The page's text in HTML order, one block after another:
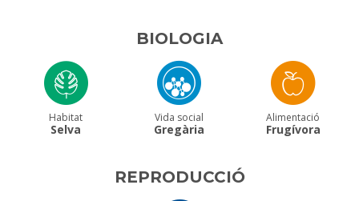
BIOLOGIA
Habitat
Selva
Vida social
Gregària
Alimentació
Frugívora
REPRODUCCIÓ